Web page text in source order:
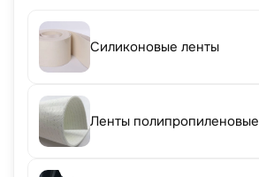
Силиконовые ленты
Ленты полипропиленовые